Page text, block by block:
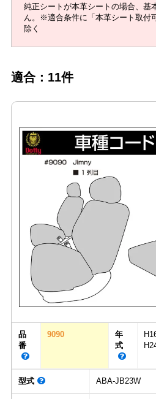
純正シートが本革シートの場合、基
ん。※適合条件に「本革シート取付
除く
適合：11件
品
番
9090
年
式
型式 ABA-JB23W